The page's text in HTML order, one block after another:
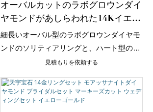
オーバルカットのラボグロウンダイ
ヤモンドがあしらわれた14Kイエロ
ーゴールドのブライダルリング。ハ
ート型のダイヤモンドバンド付き。
細長いオーバル型のラボグロウンダイヤモ
ンドのソリティアリングと、ハート型のダ
イヤモンドバンドを配した、ロマンチック
イエローゴールド製。エレガントでありな
がら遊び心も感じさせる、存在感のあるデ
見積もりを依頼する